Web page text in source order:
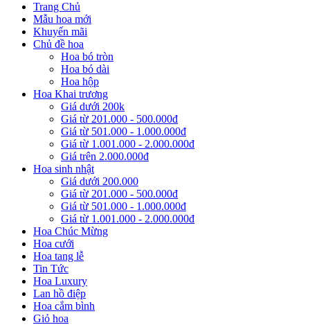
Trang Chủ
Mẫu hoa mới
Khuyến mãi
Chủ đề hoa
Hoa bó tròn
Hoa bó dài
Hoa hộp
Hoa Khai trương
Giá dưới 200k
Giá từ 201.000 - 500.000đ
Giá từ 501.000 - 1.000.000đ
Giá từ 1.001.000 - 2.000.000đ
Giá trên 2.000.000đ
Hoa sinh nhật
Giá dưới 200.000
Giá từ 201.000 - 500.000đ
Giá từ 501.000 - 1.000.000đ
Giá từ 1.001.000 - 2.000.000đ
Hoa Chúc Mừng
Hoa cưới
Hoa tang lễ
Tin Tức
Hoa Luxury
Lan hồ điệp
Hoa cắm bình
Giỏ hoa